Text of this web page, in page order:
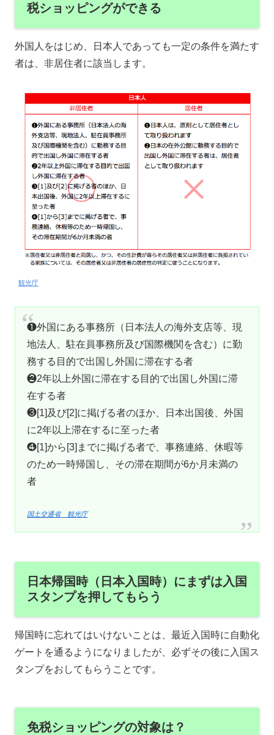
税ショッピングができる
外国人をはじめ、日本人であっても一定の条件を満たす
者は、非居住者に該当します。
観光庁
❶外国にある事務所（日本法人の海外支店等、現
地法人、駐在員事務所及び国際機関を含む）に勤
務する目的で出国し外国に滞在する者
❷2年以上外国に滞在する目的で出国し外国に滞
在する者
❸[1]及び[2]に掲げる者のほか、日本出国後、外国
に2年以上滞在するに至った者
❹[1]から[3]までに掲げる者で、事務連絡、休暇等
のため一時帰国し、その滞在期間が6か月未満の
者
国土交通省 観光庁
日本帰国時（日本入国時）にまずは入国
スタンプを押してもらう
帰国時に忘れてはいけないことは、最近入国時に自動化
ゲートを通るようになりましたが、必ずその後に入国ス
タンプをおしてもらうことです。
免税ショッピングの対象は？